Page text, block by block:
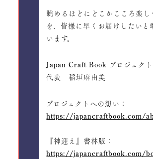
眺めるほどにどこかこころ楽し
を、皆様に早くお届けしたいと
います。
Japan Craft Book プロジェク
代表 稲垣麻由美
プロジェクトへの想い：
https://japancraftbook.com/
『神迎え』書林版：
https://japancraftbook.com/